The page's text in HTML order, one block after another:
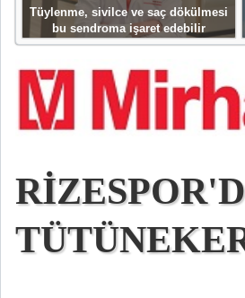
Tüylenme, sivilce ve saç dökülmesi
bu sendroma işaret edebilir